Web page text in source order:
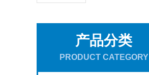
产品分类
PRODUCT CATEGORY